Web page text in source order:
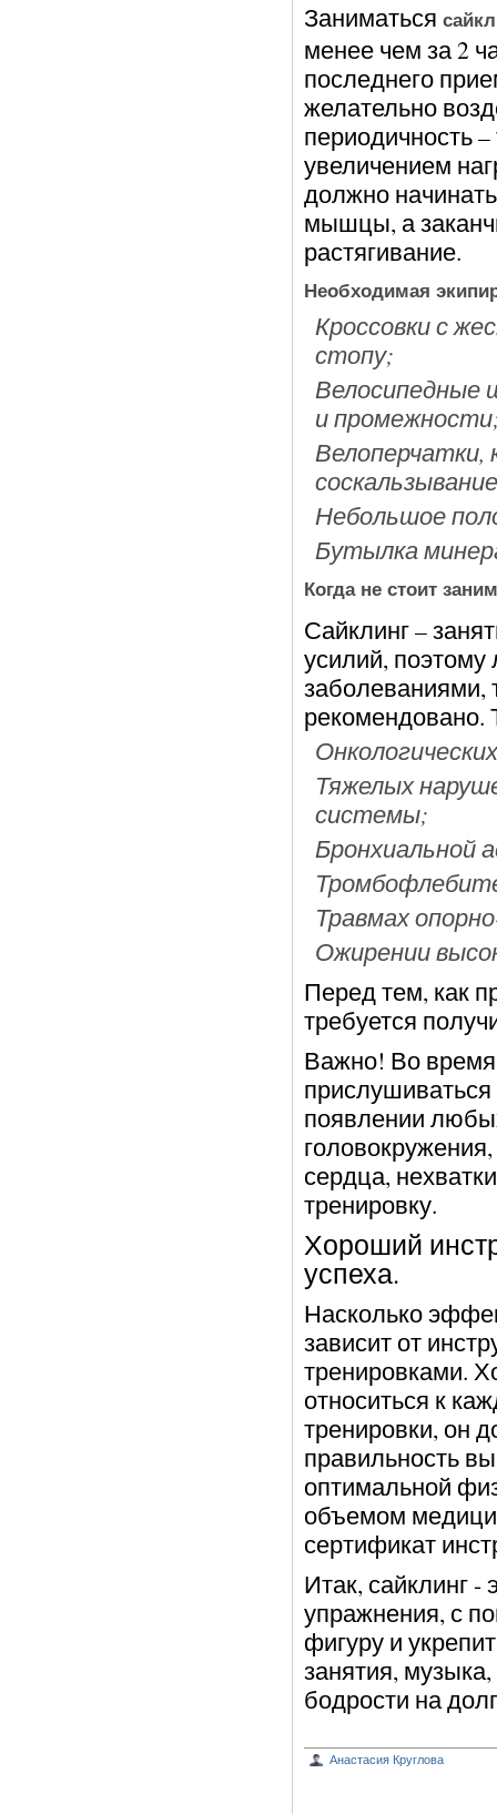
Заниматься
менее чем за 2
последнего
желательно
периодичность
увеличением
должно
мышцы, а
растягивание.
Необходимая
Кроссовки с
стопу;
Велосипедные
и
Небольшое
Бутылка
Когда не стоит
Сайклинг –
усилий,
заболеваниями,
рекомендовано.
Тяжелых
системы;
Бронхиальной
Травмах
Ожирении
Перед тем, как
требуется
Важно! Во время
прислушиваться
появлении
сердца,
тренировку.
Хороший
успеха.
Насколько
зависит от
тренировками.
относиться к
тренировки, он
правильность
оптимальной
объемом
сертификат
Итак, сайклинг
упражнения, с
фигуру и
занятия,
бодрости на
Анастасия Круглова